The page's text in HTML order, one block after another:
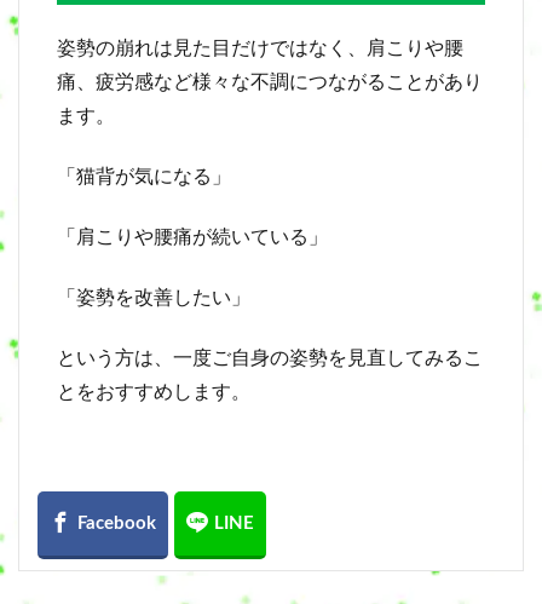
姿勢の崩れは見た目だけではなく、肩こりや腰
痛、疲労感など様々な不調につながることがあり
ます。
「猫背が気になる」
「肩こりや腰痛が続いている」
「姿勢を改善したい」
という方は、一度ご自身の姿勢を見直してみるこ
とをおすすめします。